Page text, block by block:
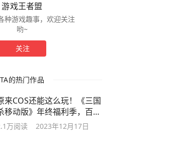
游戏王者盟
种游戏趣事，欢迎关注
哟~
关注
TA的热门作品
来COS还能这么玩！《三国
移动版》年终福利季，百万
片来了
万阅读 2023年12月17日